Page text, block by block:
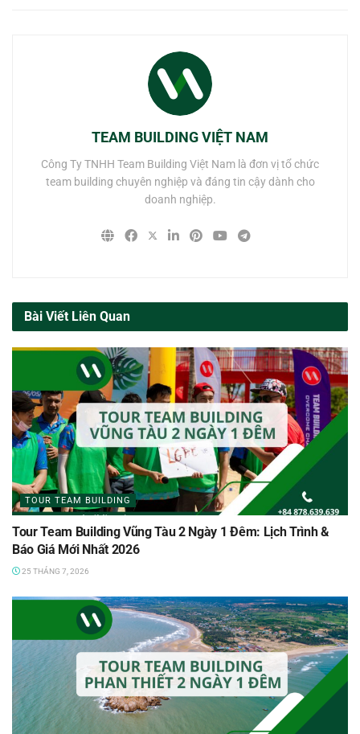
TEAM BUILDING VIỆT NAM
Công Ty TNHH Team Building Việt Nam là đơn vị tổ chức
team building chuyên nghiệp và đáng tin cậy dành cho
doanh nghiệp.
Bài Viết Liên Quan
TOUR TEAM BUILDING
Tour Team Building Vũng Tàu 2 Ngày 1 Đêm: Lịch Trình &
Báo Giá Mới Nhất 2026
25 THÁNG 7, 2026